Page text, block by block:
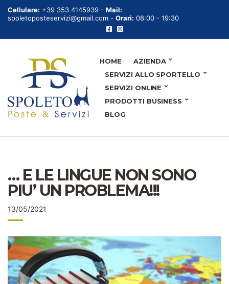
Cellulare: +39 353 4145939 - Mail:
spoletoposteservizi@gmail.com - Orari: 08:00 - 19:30
HOME
AZIENDA
SERVIZI ALLO SPORTELLO
SERVIZI ONLINE
PRODOTTI BUSINESS
BLOG
… E LE LINGUE NON SONO
PIU’ UN PROBLEMA!!!
13/05/2021